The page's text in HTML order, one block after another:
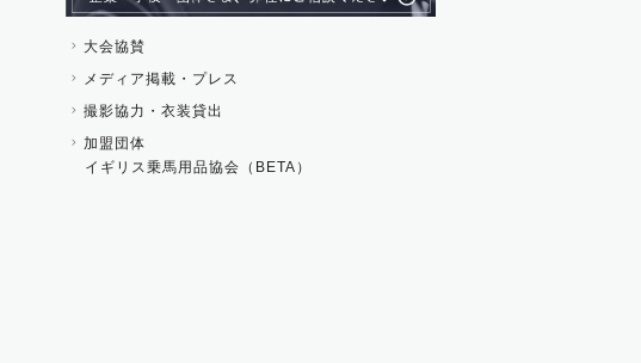
大会協賛
メディア掲載・プレス
撮影協力・衣装貸出
加盟団体
イギリス乗馬用品協会（BETA）